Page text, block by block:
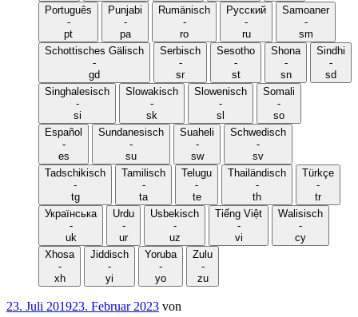
Português
-
pt
Punjabi
-
pa
Rumänisch
-
ro
Русский
-
ru
Samoaner
-
sm
Schottisches Gälisch
-
gd
Serbisch
-
sr
Sesotho
-
st
Shona
-
sn
Sindhi
-
sd
Singhalesisch
-
si
Slowakisch
-
sk
Slowenisch
-
sl
Somali
-
so
Español
-
es
Sundanesisch
-
su
Suaheli
-
sw
Schwedisch
-
sv
Tadschikisch
-
tg
Tamilisch
-
ta
Telugu
-
te
Thailändisch
-
th
Türkçe
-
tr
Українська
-
uk
Urdu
-
ur
Usbekisch
-
uz
Tiếng Việt
-
vi
Walisisch
-
cy
Xhosa
-
xh
Jiddisch
-
yi
Yoruba
-
yo
Zulu
-
zu
Veröffentlicht
23. Juli 201923. Februar 2023 von